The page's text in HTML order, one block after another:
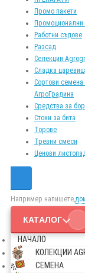
Промо пакети
Промоционални
Работни съдове
Разсад
Селекции
Сладка
Сортови семена
АгроГрадина
Средства за
Стоки за бита
Торове
Тревни смеси
Ценови
Например напишете,
КАТАЛОГ
НАЧАЛО
КОЛЕКЦИИ
СЕМЕНА